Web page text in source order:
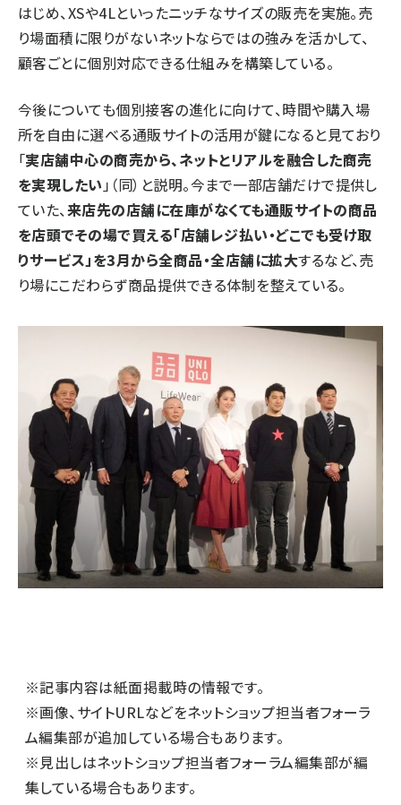
はじめ、XSや4Lといったニッチなサイズの販売を実施。売
り場面積に限りがないネットならではの強みを活かして、
顧客ごとに個別対応できる仕組みを構築している。
今後についても個別接客の進化に向けて、時間や購入場
所を自由に選べる通販サイトの活用が鍵になると見ており
「実店舗中心の商売から、ネットとリアルを融合した商売
を実現したい 」（同）と説明。今まで一部店舗だけで提供し
ていた、来店先の店舗に在庫がなくても通販サイトの商品
を店頭でその場で買える「店舗レジ払い・どこでも受け取
りサービス」を3月から全商品・全店舗に拡大するなど、売
り場にこだわらず商品提供できる体制を整えている。
※記事内容は紙面掲載時の情報です。
※画像、サイトURLなどをネットショップ担当者フォーラ
ム編集部が追加している場合もあります。
※見出しはネットショップ担当者フォーラム編集部が編
集している場合もあります。